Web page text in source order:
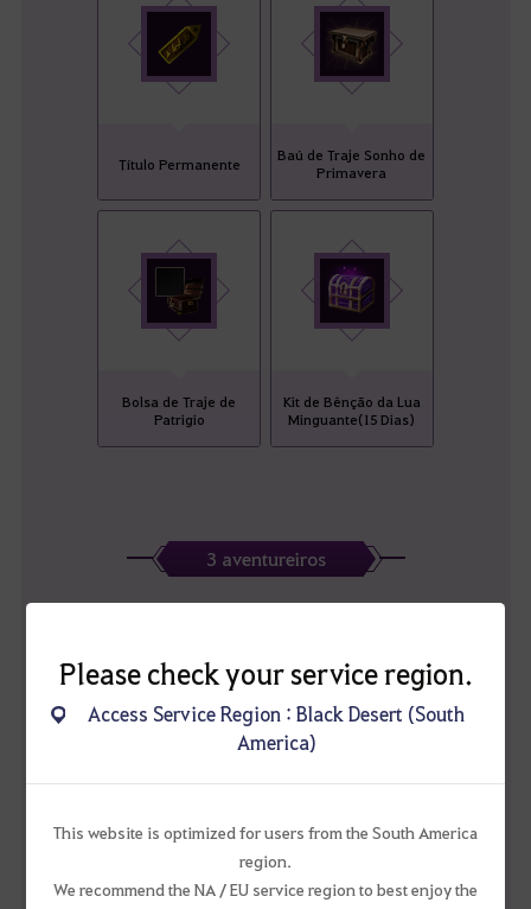
Please check your service region.
Access Service Region : Black Desert (South
America)
This website is optimized for users from the South America
region.
We recommend the NA / EU service region to best enjoy the
Título Permanente
Baú de Traje Sonho de
Primavera
Bolsa de Traje de
Patrigio
Kit de Bênção da Lua
Minguante(15 Dias)
3 aventureiros